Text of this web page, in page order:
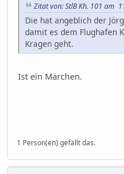
Zitat von: StlB Kh. 101 am
Die hat angeblich der
damit es dem Flughafen
Kragen geht.
Ist ein Märchen.
1 Person(en) gefällt das.